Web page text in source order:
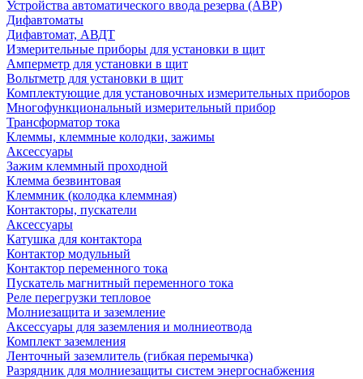
Устройства автоматического ввода резерва (АВР)
Дифавтоматы
Дифавтомат, АВДТ
Измерительные приборы для установки в щит
Амперметр для установки в щит
Вольтметр для установки в щит
Комплектующие для установочных измерительных приборов
Многофункциональный измерительный прибор
Трансформатор тока
Клеммы, клеммные колодки, зажимы
Аксессуары
Зажим клеммный проходной
Клемма безвинтовая
Клеммник (колодка клеммная)
Контакторы, пускатели
Аксессуары
Катушка для контактора
Контактор модульный
Контактор переменного тока
Пускатель магнитный переменного тока
Реле перегрузки тепловое
Молниезащита и заземление
Аксессуары для заземления и молниеотвода
Комплект заземления
Ленточный заземлитель (гибкая перемычка)
Разрядник для молниезащиты систем энергоснабжения